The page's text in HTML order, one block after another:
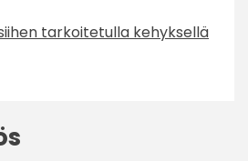
tarkoitetulla kehyksellä